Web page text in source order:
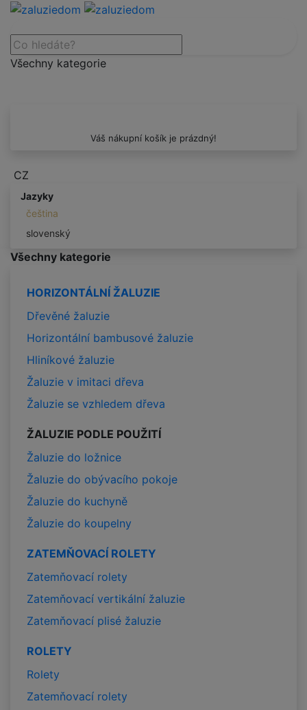
Všechny kategorie
Váš nákupní košík je prázdný!
CZ
Jazyky
čeština
slovenský
Všechny kategorie
HORIZONTÁLNÍ ŽALUZIE
Dřevěné žaluzie
Horizontální bambusové žaluzie
Hliníkové žaluzie
Žaluzie v imitaci dřeva
Žaluzie se vzhledem dřeva
ŽALUZIE PODLE POUŽITÍ
Žaluzie do ložnice
Žaluzie do obývacího pokoje
Žaluzie do kuchyně
Žaluzie do koupelny
ZATEMŇOVACÍ ROLETY
Zatemňovací rolety
Zatemňovací vertikální žaluzie
Zatemňovací plisé žaluzie
ROLETY
Rolety
Zatemňovací rolety